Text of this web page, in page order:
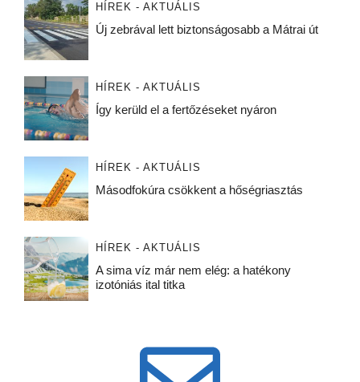
HÍREK - AKTUÁLIS
Új zebrával lett biztonságosabb a Mátrai út
HÍREK - AKTUÁLIS
Így kerüld el a fertőzéseket nyáron
HÍREK - AKTUÁLIS
Másodfokúra csökkent a hőségriasztás
HÍREK - AKTUÁLIS
A sima víz már nem elég: a hatékony
izotóniás ital titka